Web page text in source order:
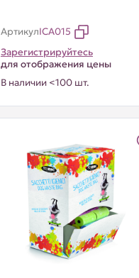
АртикулICA015
Зарегистрируйтесь
для отображения цены
В наличии <100 шт.